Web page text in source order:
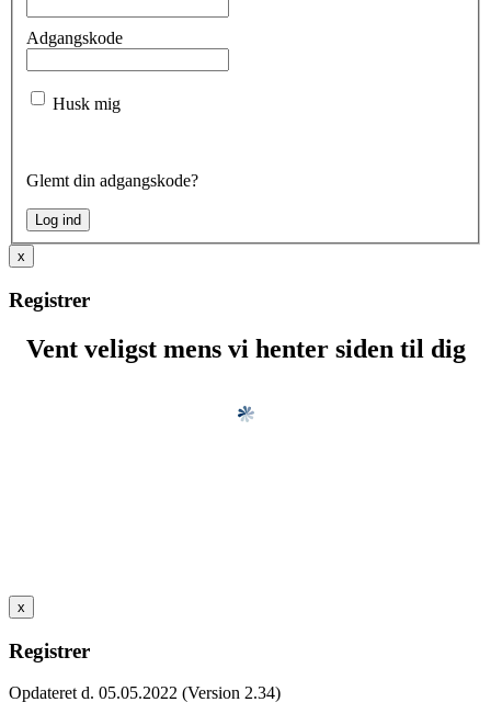
Adgangskode
Husk mig
Glemt din adgangskode?
x
Registrer
Vent veligst mens vi henter siden til dig
x
Registrer
Opdateret d. 05.05.2022 (Version 2.34)